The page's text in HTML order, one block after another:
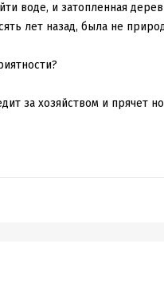
воде, и затопленная
лет назад, была не
за хозяйством и прячет
взрыв в лаборатории,